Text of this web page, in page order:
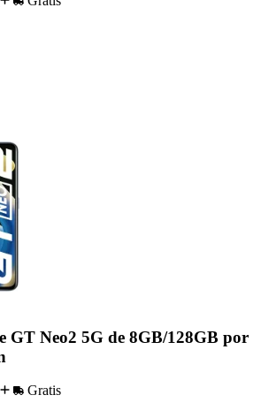
GT Neo2 5G de 8GB/128GB por
Gratis